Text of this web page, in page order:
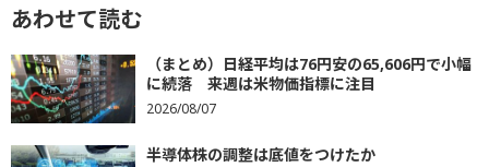
あわせて読む
（まとめ）日経平均は76円安の65,606円で小幅
に続落 来週は米物価指標に注目
2026/08/07
半導体株の調整は底値をつけたか